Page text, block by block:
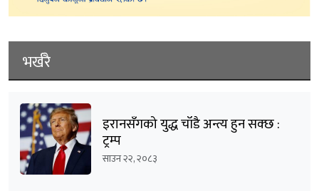
भर्खरै
इरानसँगको युद्ध चाँडै अन्त्य हुन सक्छ :
ट्रम्प
साउन २२, २०८३